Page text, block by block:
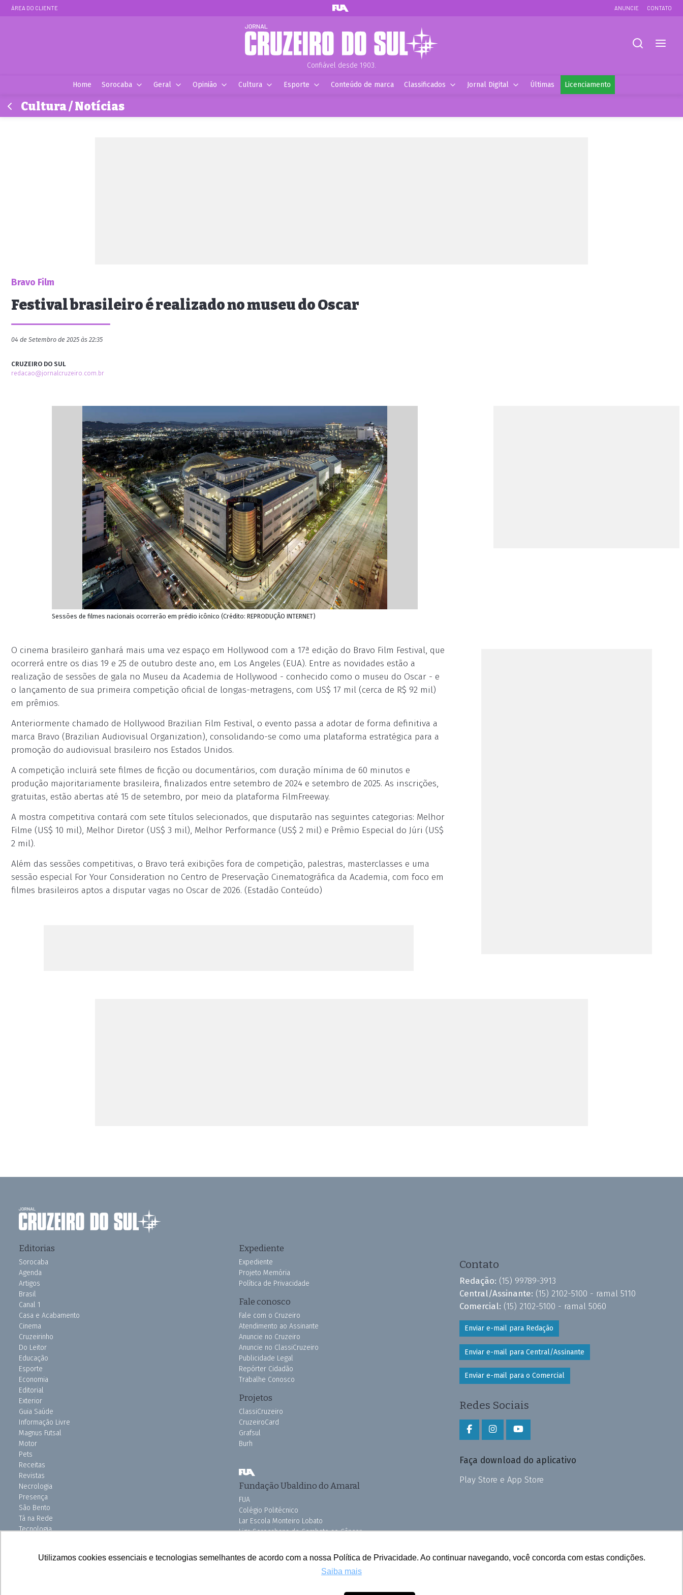
Utilizamos cookies essenciais e tecnologias semelhantes de acordo com a nossa Política de Privacidade. Ao continuar navegando, você concorda com estas condições.
Saiba mais
ÁREA DO CLIENTE ANUNCIE CONTATO
Confiável desde 1903.
Home Sorocaba Geral Opinião Cultura Esporte Conteúdo de marca Classificados Jornal Digital Últimas Licenciamento
Cultura / Notícias
Bravo Film
Festival brasileiro é realizado no museu do Oscar
04 de Setembro de 2025 às 22:35
CRUZEIRO DO SUL
redacao@jornalcruzeiro.com.br
Sessões de filmes nacionais ocorrerão em prédio icônico (Crédito: REPRODUÇÃO INTERNET)
O cinema brasileiro ganhará mais uma vez espaço em Hollywood com a 17ª edição do Bravo Film Festival, que
ocorrerá entre os dias 19 e 25 de outubro deste ano, em Los Angeles (EUA). Entre as novidades estão a
realização de sessões de gala no Museu da Academia de Hollywood - conhecido como o museu do Oscar - e
o lançamento de sua primeira competição oficial de longas-metragens, com US$ 17 mil (cerca de R$ 92 mil)
em prêmios.
Anteriormente chamado de Hollywood Brazilian Film Festival, o evento passa a adotar de forma definitiva a
marca Bravo (Brazilian Audiovisual Organization), consolidando-se como uma plataforma estratégica para a
promoção do audiovisual brasileiro nos Estados Unidos.
A competição incluirá sete filmes de ficção ou documentários, com duração mínima de 60 minutos e
produção majoritariamente brasileira, finalizados entre setembro de 2024 e setembro de 2025. As inscrições,
gratuitas, estão abertas até 15 de setembro, por meio da plataforma FilmFreeway.
A mostra competitiva contará com sete títulos selecionados, que disputarão nas seguintes categorias: Melhor
Filme (US$ 10 mil), Melhor Diretor (US$ 3 mil), Melhor Performance (US$ 2 mil) e Prêmio Especial do Júri (US$
2 mil).
Além das sessões competitivas, o Bravo terá exibições fora de competição, palestras, masterclasses e uma
sessão especial For Your Consideration no Centro de Preservação Cinematográfica da Academia, com foco em
filmes brasileiros aptos a disputar vagas no Oscar de 2026. (Estadão Conteúdo)
Editorias
Sorocaba
Agenda
Artigos
Brasil
Canal 1
Casa e Acabamento
Cinema
Cruzeirinho
Do Leitor
Educação
Esporte
Economia
Editorial
Exterior
Guia Saúde
Informação Livre
Magnus Futsal
Motor
Pets
Receitas
Revistas
Necrologia
Presença
São Bento
Tá na Rede
Tecnologia
Expediente
Expediente
Projeto Memória
Política de Privacidade
Fale conosco
Fale com o Cruzeiro
Atendimento ao Assinante
Anuncie no Cruzeiro
Anuncie no ClassiCruzeiro
Publicidade Legal
Repórter Cidadão
Trabalhe Conosco
Projetos
ClassiCruzeiro
CruzeiroCard
Grafsul
Burh
Fundação Ubaldino do Amaral
FUA
Colégio Politécnico
Lar Escola Monteiro Lobato
Liga Sorocabana de Combate ao Câncer
Pink do Bem OSSEL
Contato
Redação: (15) 99789-3913
Central/Assinante: (15) 2102-5100 - ramal 5110
Comercial: (15) 2102-5100 - ramal 5060
Enviar e-mail para Redação
Enviar e-mail para Central/Assinante
Enviar e-mail para o Comercial
Redes Sociais
Faça download do aplicativo
Play Store e App Store